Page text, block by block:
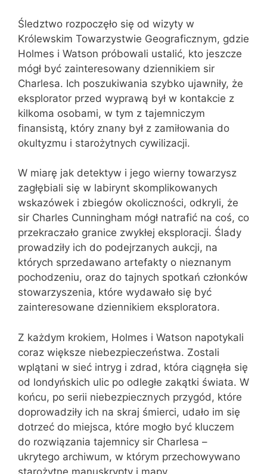
Śledztwo rozpoczęło się od wizyty w
Królewskim Towarzystwie Geograficznym, gdzie
Holmes i Watson próbowali ustalić, kto jeszcze
mógł być zainteresowany dziennikiem sir
Charlesa. Ich poszukiwania szybko ujawniły, że
eksplorator przed wyprawą był w kontakcie z
kilkoma osobami, w tym z tajemniczym
finansistą, który znany był z zamiłowania do
okultyzmu i starożytnych cywilizacji.
W miarę jak detektyw i jego wierny towarzysz
zagłębiali się w labirynt skomplikowanych
wskazówek i zbiegów okoliczności, odkryli, że
sir Charles Cunningham mógł natrafić na coś, co
przekraczało granice zwykłej eksploracji. Ślady
prowadziły ich do podejrzanych aukcji, na
których sprzedawano artefakty o nieznanym
pochodzeniu, oraz do tajnych spotkań członków
stowarzyszenia, które wydawało się być
zainteresowane dziennikiem eksploratora.
Z każdym krokiem, Holmes i Watson napotykali
coraz większe niebezpieczeństwa. Zostali
wplątani w sieć intryg i zdrad, która ciągnęła się
od londyńskich ulic po odległe zakątki świata. W
końcu, po serii niebezpiecznych przygód, które
doprowadziły ich na skraj śmierci, udało im się
dotrzeć do miejsca, które mogło być kluczem
do rozwiązania tajemnicy sir Charlesa –
ukrytego archiwum, w którym przechowywano
starożytne manuskrypty i mapy.